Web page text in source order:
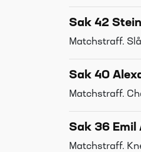
Sak 42
Matchstraff.
Sak 40
Matchstraff.
Sak 36 Emil
Matchstraff.